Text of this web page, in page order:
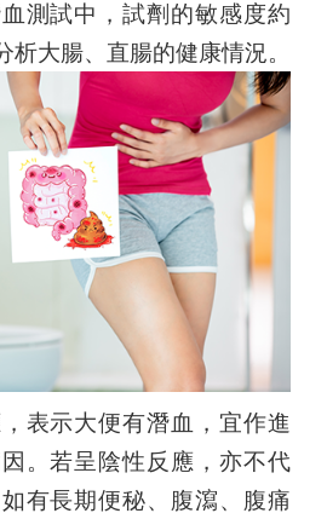
測試中，試劑的敏感度約
大腸、直腸的健康情況。
表示大便有潛血，宜作進
。若呈陰性反應，亦不代
有長期便秘、腹瀉、腹痛